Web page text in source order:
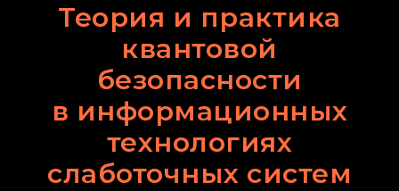
Теория и практика
квантовой
безопасности
в информационных
технологиях
слаботочных систем